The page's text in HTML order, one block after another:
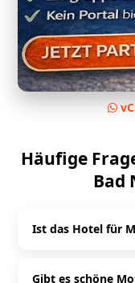
Häufige
Bad
Ist das Hotel für
ausgerichtet und
Gibt es schöne